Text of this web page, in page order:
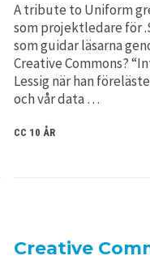
A tribute to Uniform
som projektledare för
som guidar läsarna
Creative Commons?
Lessig när han
och vår data …
CC 10 ÅR
Creative